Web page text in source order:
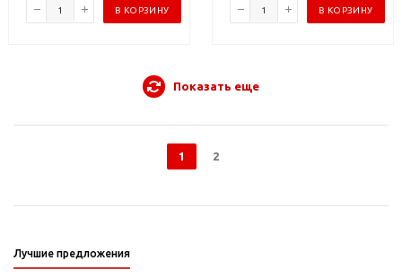
В КОРЗИНУ В КОРЗИНУ
Показать еще
1 2
Лучшие предложения